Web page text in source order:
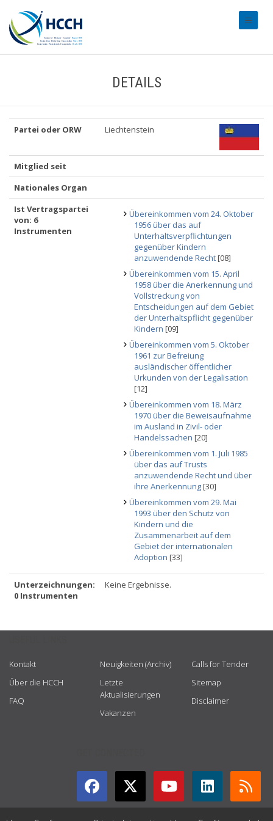
DETAILS
Partei oder ORW Liechtenstein
Mitglied seit
Nationales Organ
Ist Vertragspartei
von: 6
Instrumenten
Übereinkommen vom 24. Oktober
1956 über das auf
Unterhaltsverpflichtungen
gegenüber Kindern
anzuwendende Recht[08]
Übereinkommen vom 15. April
1958 über die Anerkennung und
Vollstreckung von
Entscheidungen auf dem Gebiet
der Unterhaltspflicht gegenüber
Kindern [09]
Übereinkommen vom 5. Oktober
1961 zur Befreiung
ausländischer öffentlicher
Urkunden von der Legalisation
[12]
Übereinkommen vom 18. März
1970 über die Beweisaufnahme
im Ausland in Zivil- oder
Handelssachen [20]
Übereinkommen vom 1. Juli 1985
über das auf Trusts
anzuwendende Recht und über
ihre Anerkennung[30]
Übereinkommen vom 29. Mai
1993 über den Schutz von
Kindern und die
Zusammenarbeit auf dem
Gebiet der internationalen
Adoption [33]
Unterzeichnungen:
0 Instrumenten
Keine Ergebnisse.
Kontakt
Über die HCCH
FAQ
Neuigkeiten (Archiv)
Letzte
Aktualisierungen
Vakanzen
Calls for Tender
Sitemap
Disclaimer